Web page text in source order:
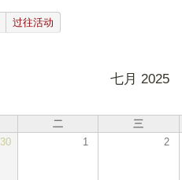
过往活动
七月 2025
二
三
30 1 2